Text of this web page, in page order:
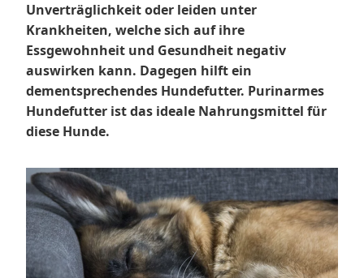
Unverträglichkeit oder leiden unter
Krankheiten, welche sich auf ihre
Essgewohnheit und Gesundheit negativ
auswirken kann. Dagegen hilft ein
dementsprechendes Hundefutter. Purinarmes
Hundefutter ist das ideale Nahrungsmittel für
diese Hunde.